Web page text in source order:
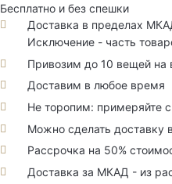
Бесплатно и без спешки
Доставка в пределах
Исключение - часть
Привозим до 10 вещей на
Доставим в любое время
Не торопим: примеряйте
Можно сделать доставку
Рассрочка на 50%
Доставка за МКАД - из